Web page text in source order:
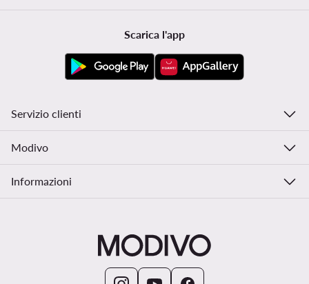
Scarica l'app
Servizio clienti
Modivo
Informazioni